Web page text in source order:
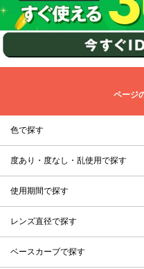
ページ
色で探す
度あり・度なし・乱使用で探す
使用期間で探す
レンズ直径で探す
ベースカーブで探す